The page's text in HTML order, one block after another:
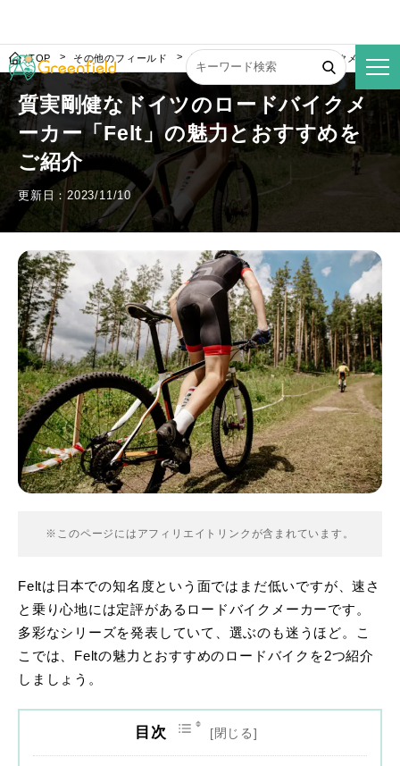
TOP その他のフィールド 質実剛健なドイツのロードバイクメーカー
質実剛健なドイツのロードバイクメ
ーカー「Felt」の魅力とおすすめを
ご紹介
更新日：2023/11/10
※このページにはアフィリエイトリンクが含まれています。
Feltは日本での知名度という面ではまだ低いですが、速さ
と乗り心地には定評があるロードバイクメーカーです。
多彩なシリーズを発表していて、選ぶのも迷うほど。こ
こでは、Feltの魅力とおすすめのロードバイクを2つ紹介
しましょう。
目次